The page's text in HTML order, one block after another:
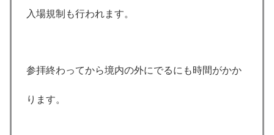
入場規制も行われます。
参拝終わってから境内の外にでるにも時間がかか
ります。